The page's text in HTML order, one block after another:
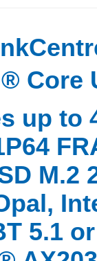
Core
up to
M.2
5.1 or